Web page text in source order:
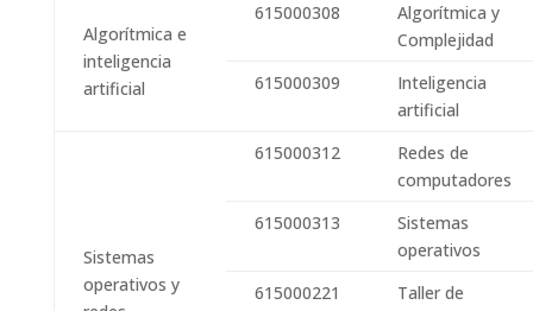
Algorítmica e
inteligencia
artificial
615000308
Algorítmica y
Complejidad
615000309
Inteligencia
artificial
Sistemas
operativos y
615000312
Redes de
computadores
615000313
Sistemas
operativos
615000221
Taller de